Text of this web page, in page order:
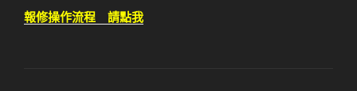
報修操作流程 請點我